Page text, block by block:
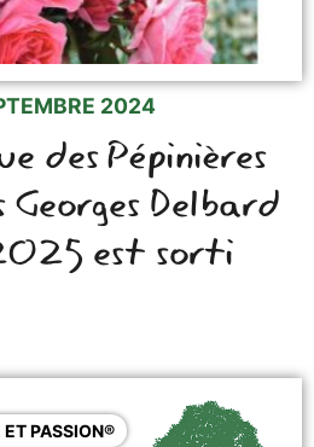
2024
des Pépinières
Georges Delbard
est sorti
ET PASSION®